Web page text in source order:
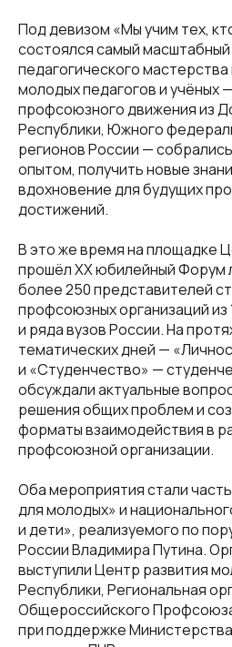
Под девизом «Мы учим тех,
состоялся самый
педагогического
молодых педагогов и учёных
профсоюзного движения из
Республики, Южного
регионов России —
опытом, получить новые
вдохновение для будущих
достижений.
В это же время на площадке
прошёл XX юбилейный Форум
более 250 представителей
профсоюзных организаций из
и ряда вузов России. На
тематических дней —
и «Студенчество» —
обсуждали актуальные
решения общих проблем и
форматы взаимодействия в
профсоюзной организации.
Оба мероприятия стали
для молодых» и
и дети», реализуемого по
России Владимира Путина.
выступили Центр развития
Республики, Региональная
Общероссийского
при поддержке